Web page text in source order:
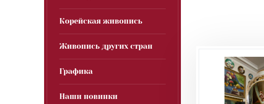
Корейская живопись
Живопись других стран
Графика
Наши новинки